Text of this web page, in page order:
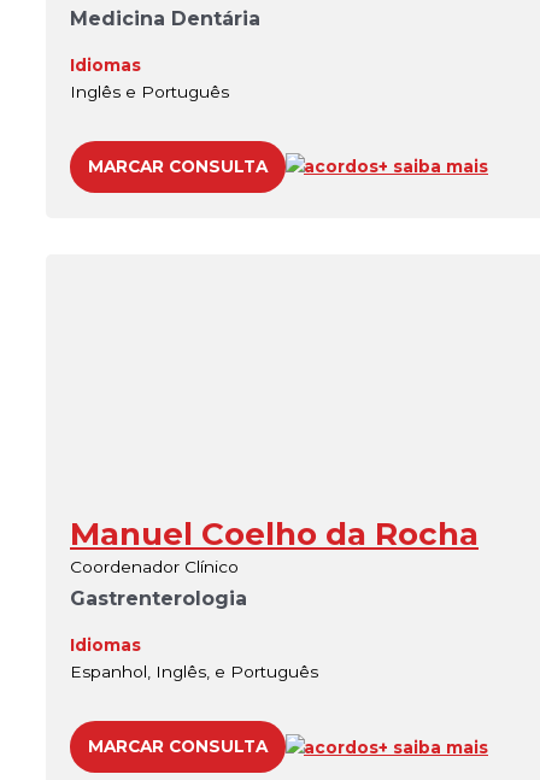
Medicina Dentária
Idiomas
Inglês e Português
MARCAR CONSULTA acordos+ saiba mais
Manuel Coelho da Rocha
Coordenador Clínico
Gastrenterologia
Idiomas
Espanhol, Inglês, e Português
MARCAR CONSULTA acordos+ saiba mais